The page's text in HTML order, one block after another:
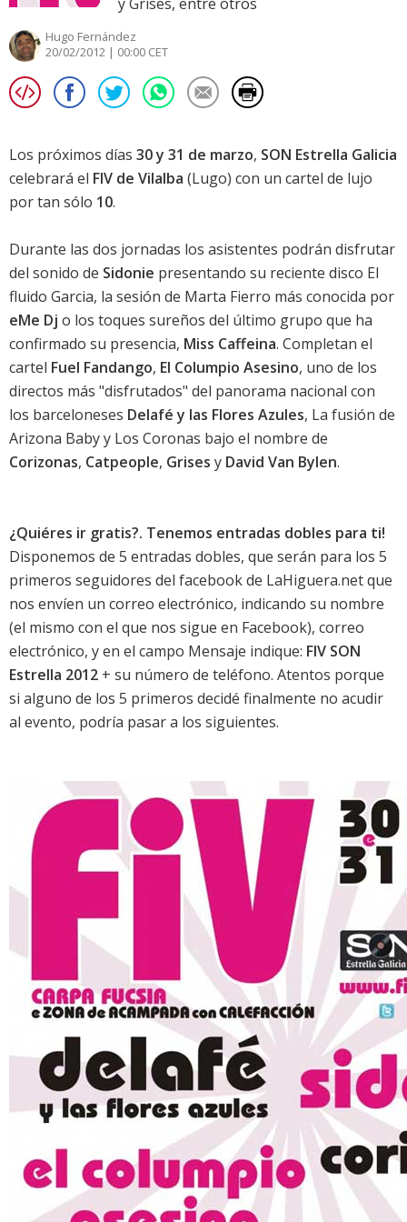
Hugo Fernández
20/02/2012 | 00:00 CET
Los próximos días 30 y 31 de marzo, SON Estrella Galicia
celebrará el FIV de Vilalba (Lugo) con un cartel de lujo
por tan sólo 10.
Durante las dos jornadas los asistentes podrán disfrutar
del sonido de Sidonie presentando su reciente disco El
fluido Garcia, la sesión de Marta Fierro más conocida por
eMe Dj o los toques sureños del último grupo que ha
confirmado su presencia, Miss Caffeina. Completan el
cartel Fuel Fandango, El Columpio Asesino, uno de los
directos más "disfrutados" del panorama nacional con
los barceloneses Delafé y las Flores Azules, La fusión de
Arizona Baby y Los Coronas bajo el nombre de
Corizonas, Catpeople, Grises y David Van Bylen.
¿Quiéres ir gratis?. Tenemos entradas dobles para ti!
Disponemos de 5 entradas dobles, que serán para los 5
primeros seguidores del facebook de LaHiguera.netque
nos envíen un correo electrónico, indicando su nombre
(el mismo con el que nos sigue en Facebook), correo
electrónico, y en el campo Mensaje indique: FIV SON
Estrella 2012 + su número de teléfono. Atentos porque
si alguno de los 5 primeros decidé finalmente no acudir
al evento, podría pasar a los siguientes.